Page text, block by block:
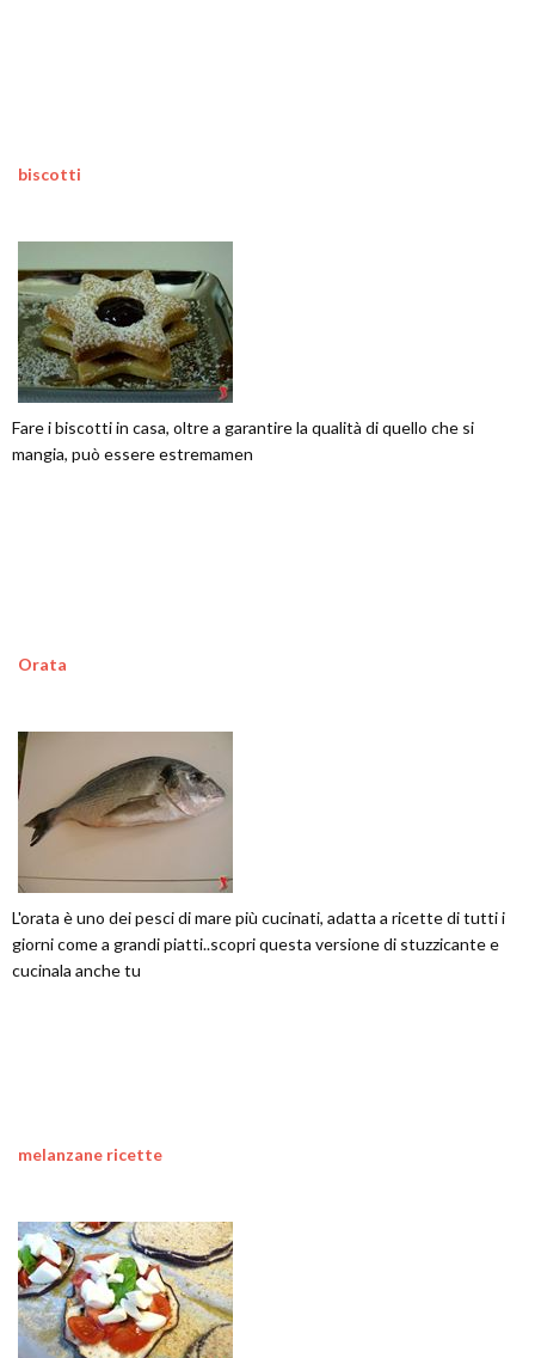
biscotti
Fare i biscotti in casa, oltre a garantire la qualità di quello che si
mangia, può essere estremamen
Orata
L'orata è uno dei pesci di mare più cucinati, adatta a ricette di tutti i
giorni come a grandi piatti..scopri questa versione di stuzzicante e
cucinala anche tu
melanzane ricette